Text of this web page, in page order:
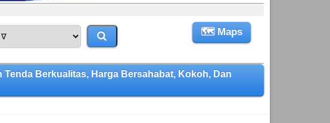
🗺 Maps
Tenda Berkualitas, Harga Bersahabat, Kokoh, Dan